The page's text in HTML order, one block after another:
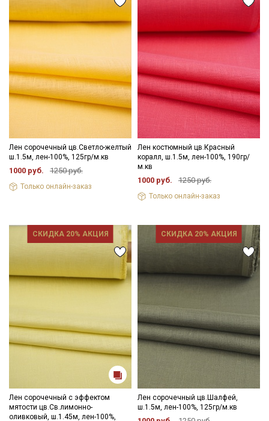
Лен сорочечный цв.Светло-желтый
ш.1.5м, лен-100%, 125гр/м.кв
1000 руб. 1250 руб.
Только онлайн-заказ
Лен костюмный цв.Красный
коралл, ш.1.5м, лен-100%, 190гр/
м.кв
1000 руб. 1250 руб.
Только онлайн-заказ
СКИДКА 20% АКЦИЯ
Лен сорочечный с эффектом
мятости цв.Св.лимонно-
оливковый, ш.1.45м, лен-100%,
СКИДКА 20% АКЦИЯ
Лен сорочечный цв.Шалфей,
ш.1.5м, лен-100%, 125гр/м.кв
Секретная рассылка от Купава
Мы публикуем здесь дополнительные
промокоды и скидки до 30% на узкие
категории тканей